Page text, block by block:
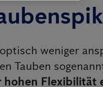
weniger
Tauben
hohen Flexibilität